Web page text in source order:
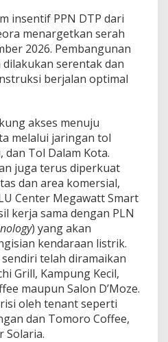
insentif PPN DTP dari
menargetkan serah
2026. Pembangunan
serentak dan
berjalan optimal
akses menuju
melalui jaringan tol
dan Tol Dalam Kota.
juga terus diperkuat
dan area komersial,
Center Megawatt Smart
kerja sama dengan PLN
) yang akan
kendaraan listrik.
telah diramaikan
Grill, Kampung Kecil,
maupun Salon D’Moze.
oleh tenant seperti
dan Tomoro Coffee,
Solaria.